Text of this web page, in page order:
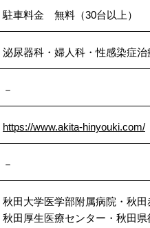
駐車料金 無料（30台以上）
泌尿器科・婦人科・性感染症
－
https://www.akita-hinyouki.com/
－
秋田大学医学部附属病院・秋
秋田厚生医療センター・秋田